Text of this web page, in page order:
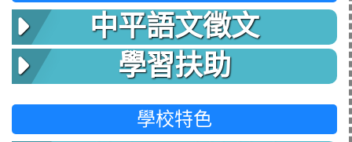
中平語文徵文
學習扶助
學校特色